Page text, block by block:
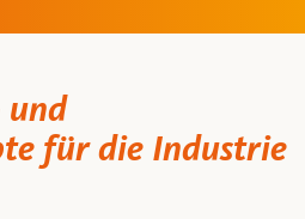
und
für die Industrie